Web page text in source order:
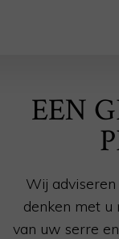
EEN
Wij
denken met u
van uw serre